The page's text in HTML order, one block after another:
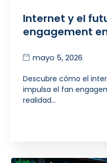
Internet y el
engagement
mayo 5, 2026
Descubre cómo el
impulsa el fan
realidad…